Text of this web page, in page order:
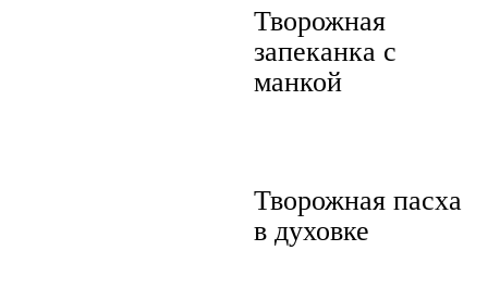
Творожная
запеканка с
манкой
Творожная пасха
в духовке